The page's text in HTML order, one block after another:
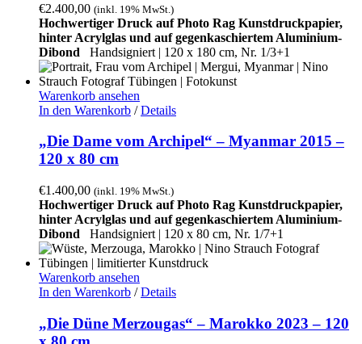
€2.400,00 (inkl. 19% MwSt.)
Hochwertiger Druck auf Photo Rag Kunstdruckpapier,
hinter Acrylglas und auf gegenkaschiertem Aluminium-
Dibond Handsigniert | 120 x 180 cm, Nr. 1/3+1
Warenkorb ansehen
In den Warenkorb / Details
„Die Dame vom Archipel“ – Myanmar 2015 –
120 x 80 cm
€1.400,00 (inkl. 19% MwSt.)
Hochwertiger Druck auf Photo Rag Kunstdruckpapier,
hinter Acrylglas und auf gegenkaschiertem Aluminium-
Dibond Handsigniert | 120 x 80 cm, Nr. 1/7+1
Warenkorb ansehen
In den Warenkorb / Details
„Die Düne Merzougas“ – Marokko 2023 – 120